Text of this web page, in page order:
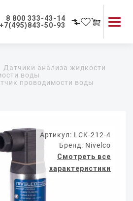
8 800 333-43-14
+7(495)843-50-93
Применение приборов
Как мы работаем
Датчики анализа жидкости
воды
проводимости воды
Артикул: LCK-212-4
Бренд: Nivelco
Смотреть все
характеристики